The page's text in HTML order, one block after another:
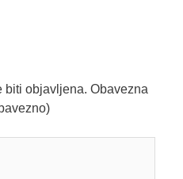
biti objavljena. Obavezna